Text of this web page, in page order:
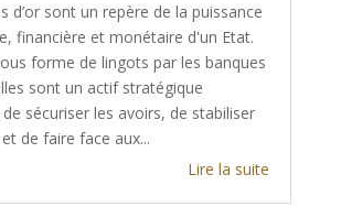
d’or sont un repère de la puissance
financière et monétaire d'un Etat.
forme de lingots par les banques
sont un actif stratégique
sécuriser les avoirs, de stabiliser
de faire face aux...
Lire la suite